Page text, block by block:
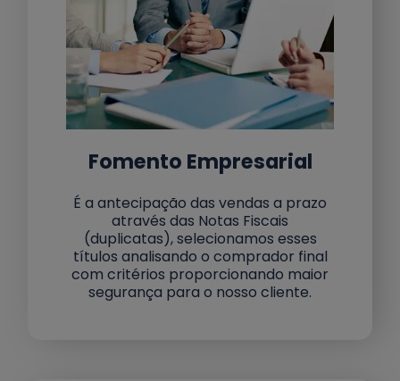
Fomento Empresarial
É a antecipação das vendas a prazo
através das Notas Fiscais
(duplicatas), selecionamos esses
títulos analisando o comprador final
com critérios proporcionando maior
segurança para o nosso cliente.